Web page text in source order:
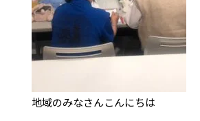
地域のみなさんこんにちは